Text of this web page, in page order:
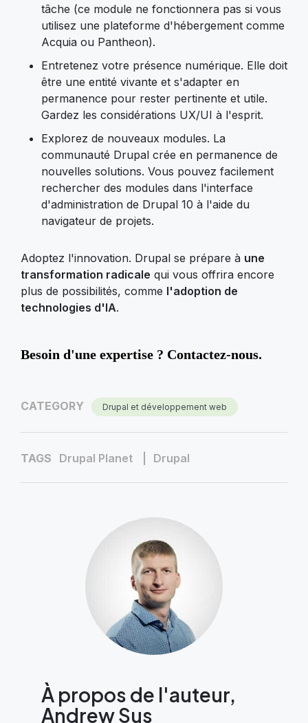
tâche (ce module ne fonctionnera pas si vous
utilisez une plateforme d'hébergement comme
Acquia ou Pantheon).
Entretenez votre présence numérique. Elle doit
être une entité vivante et s'adapter en
permanence pour rester pertinente et utile.
Gardez les considérations UX/UI à l'esprit.
Explorez de nouveaux modules. La
communauté Drupal crée en permanence de
nouvelles solutions. Vous pouvez facilement
rechercher des modules dans l'interface
d'administration de Drupal 10 à l'aide du
navigateur de projets.
Adoptez l'innovation. Drupal se prépare à une
transformation radicale qui vous offrira encore
plus de possibilités, comme l'adoption de
technologies d'IA.
Besoin d'une expertise ? Contactez-nous.
CATEGORY Drupal et développement web
TAGS Drupal Planet Drupal
À propos de l'auteur,
Andrew Sus